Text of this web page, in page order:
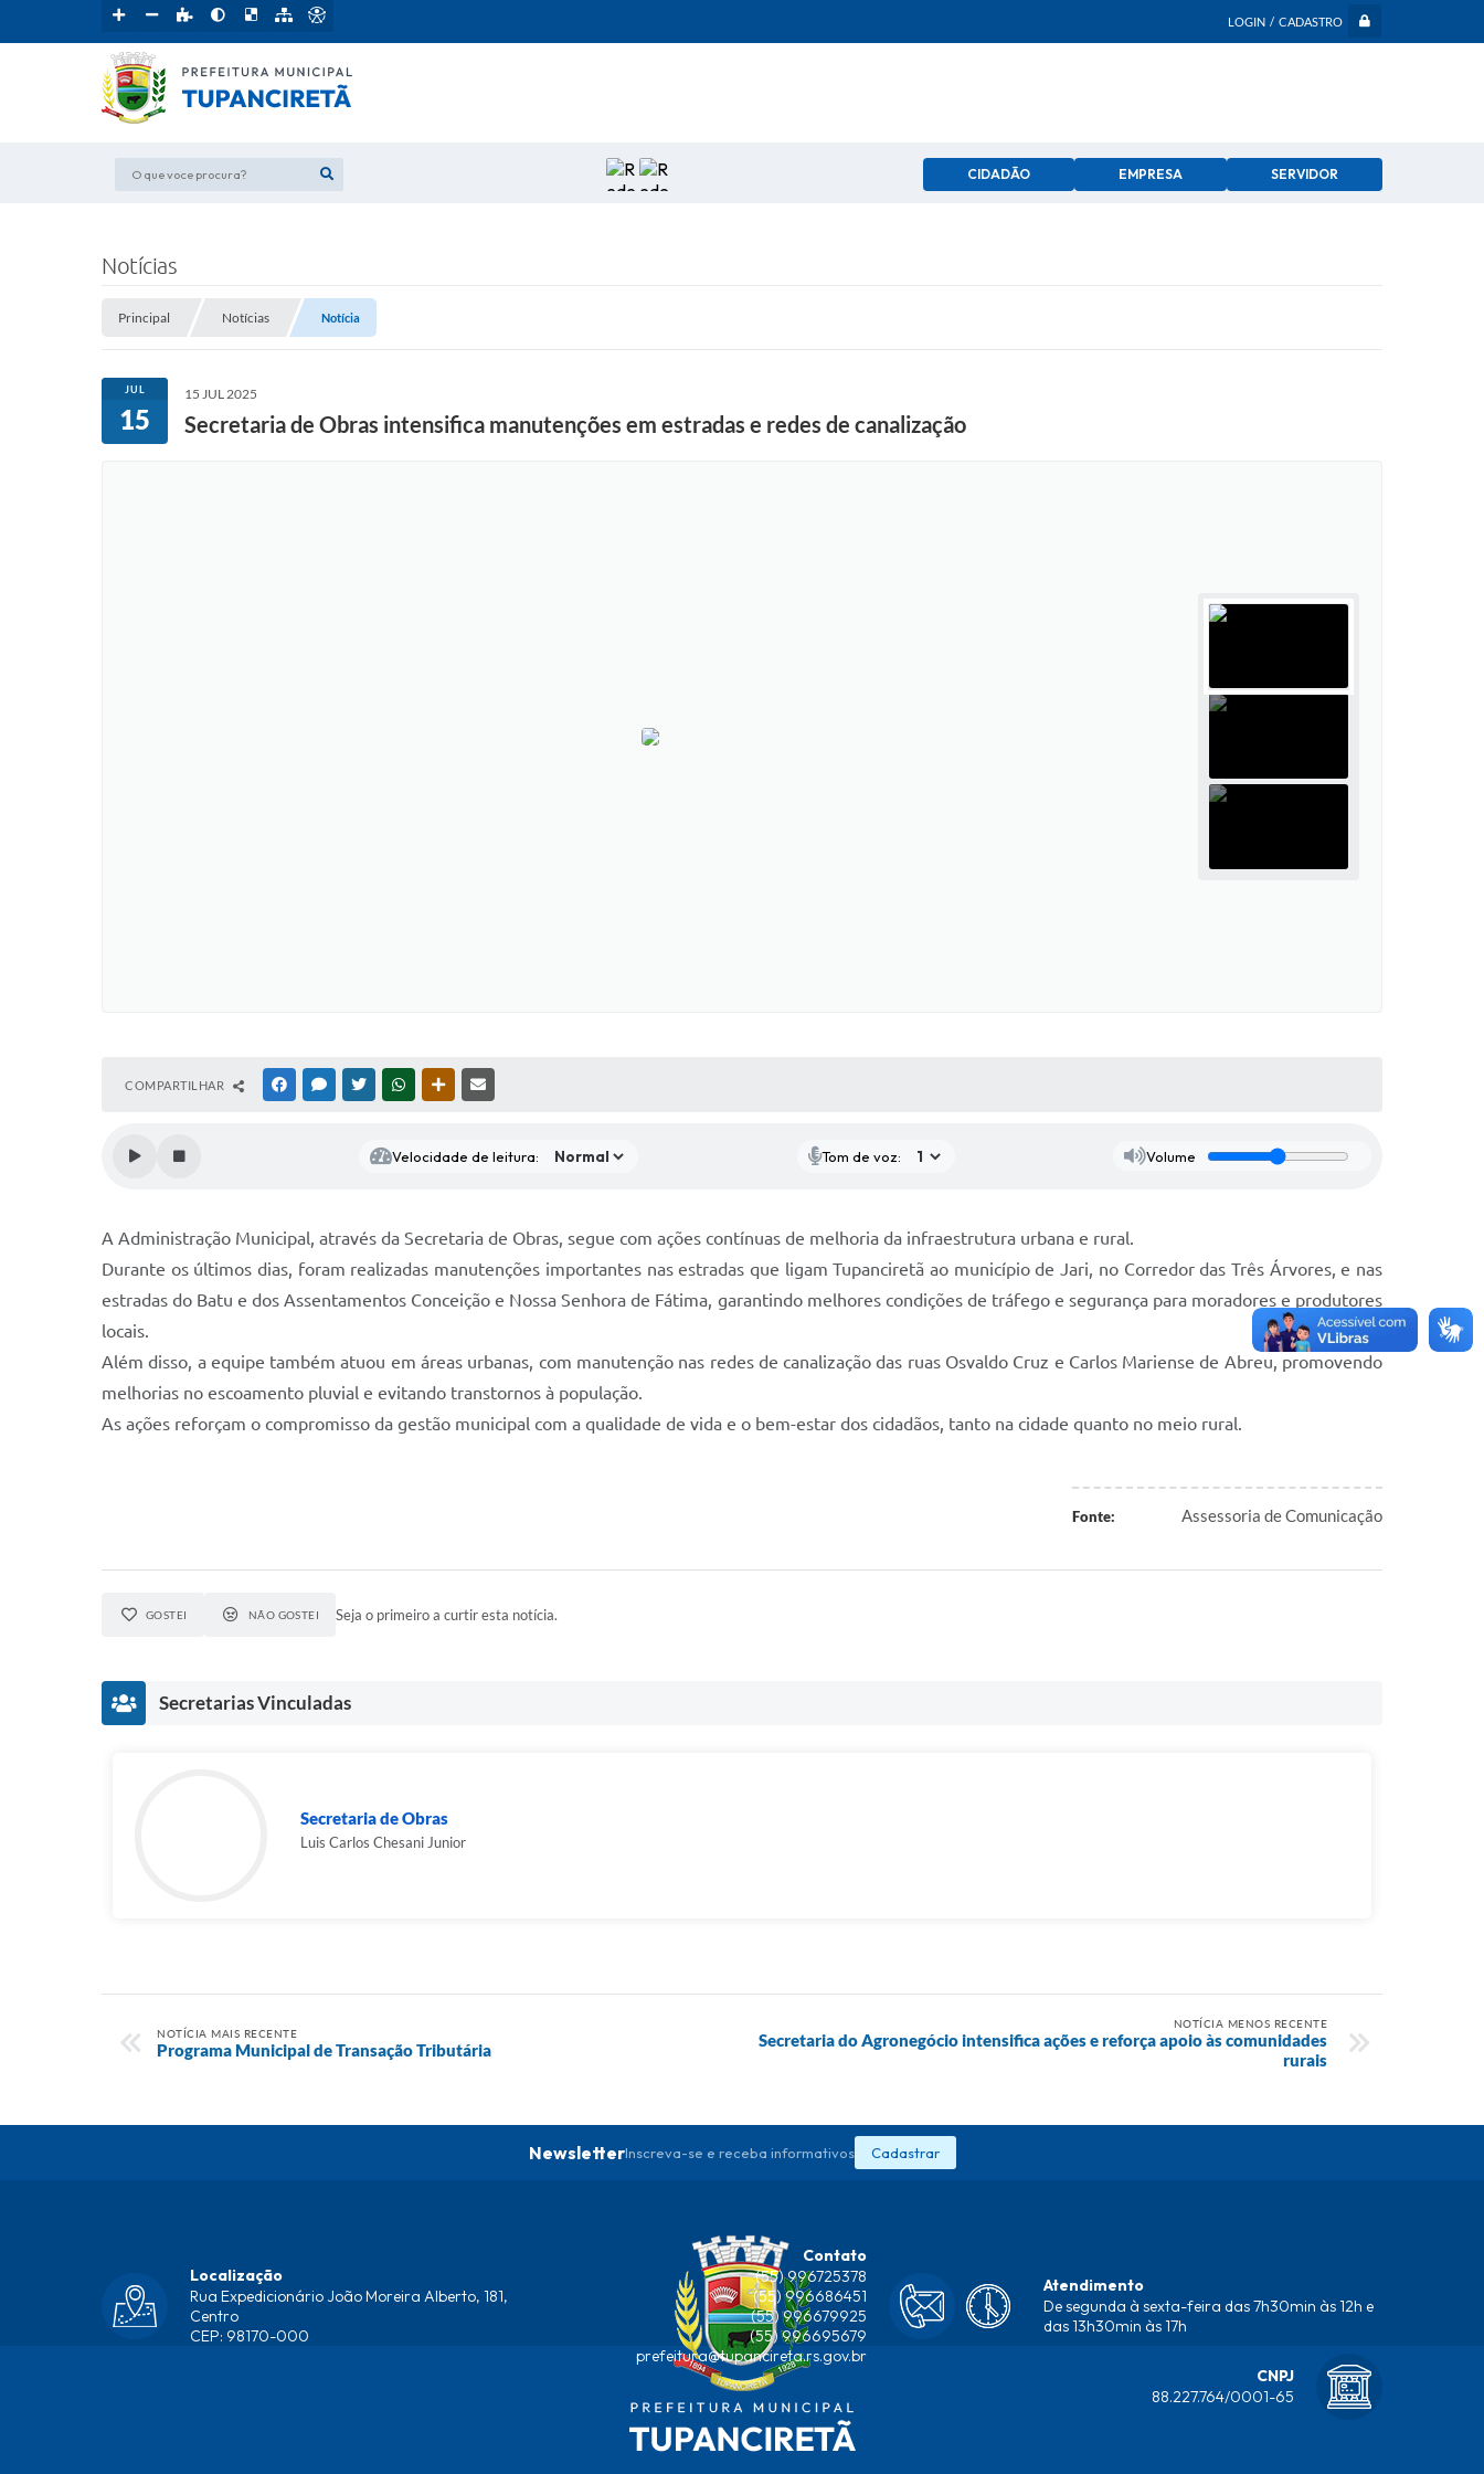
LOGIN / CADASTRO
O que voce procura? CIDADÃO EMPRESA SERVIDOR
Notícias
Principal Notícias Notícia
JUL
15
15 JUL 2025
Secretaria de Obras intensifica manutenções em estradas e redes de canalização
COMPARTILHAR FACEBOOKMESSENGER
TWITTERWHATSAPPOUTRAS MÍDIAS
Velocidade de leitura: Tom de voz: Volume
A Administração Municipal, através da Secretaria de Obras, segue com ações contínuas de melhoria da infraestrutura urbana e rural.
Durante os últimos dias, foram realizadas manutenções importantes nas estradas que ligam Tupanciretã ao município de Jari, no Corredor das Três Árvores, e nas
estradas do Batu e dos Assentamentos Conceição e Nossa Senhora de Fátima, garantindo melhores condições de tráfego e segurança para moradores e produtores
locais.
Além disso, a equipe também atuou em áreas urbanas, com manutenção nas redes de canalização das ruas Osvaldo Cruz e Carlos Mariense de Abreu, promovendo
melhorias no escoamento pluvial e evitando transtornos à população.
As ações reforçam o compromisso da gestão municipal com a qualidade de vida e o bem-estar dos cidadãos, tanto na cidade quanto no meio rural.
Fonte: Assessoria de Comunicação
GOSTEI NÃO GOSTEI Seja o primeiro a curtir esta notícia.
Secretarias Vinculadas
Secretaria de Obras
Luis Carlos Chesani Junior
NOTÍCIA MAIS RECENTE
Programa Municipal de Transação Tributária
NOTÍCIA MENOS RECENTE
Secretaria do Agronegócio intensifica ações e reforça apoio às comunidades
rurais
NewsletterInscreva-se e receba informativos Cadastrar
Localização
Rua Expedicionário João Moreira Alberto, 181,
Centro
CEP: 98170-000
Contato
(55) 996725378
(55) 996686451
(55) 996679925
(55) 996695679
prefeitura@tupancireta.rs.gov.br
Atendimento
De segunda à sexta-feira das 7h30min às 12h e
das 13h30min às 17h
CNPJ
88.227.764/0001-65